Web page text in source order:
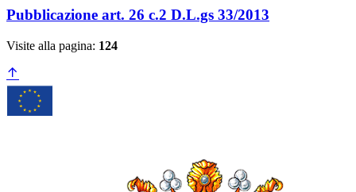
Pubblicazione art. 26 c.2 D.L.gs 33/2013
Visite alla pagina: 124